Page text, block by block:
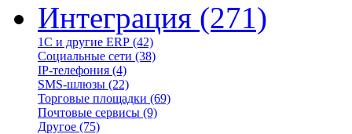
Интеграция (271)
1С и другие ERP (42)
Социальные сети (38)
IP-телефония (4)
SMS-шлюзы (22)
Торговые площадки (69)
Почтовые сервисы (9)
Другое (75)